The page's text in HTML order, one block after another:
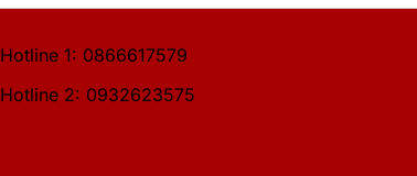
Hotline 1: 0866617579
Hotline 2: 0932623575